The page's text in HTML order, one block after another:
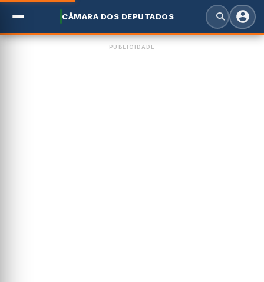
CÂMARA DOS DEPUTADOS
PUBLICIDADE